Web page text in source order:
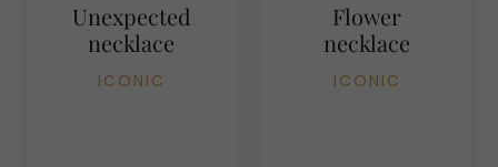
Unexpected
necklace
ICONIC
Flower
necklace
ICONIC